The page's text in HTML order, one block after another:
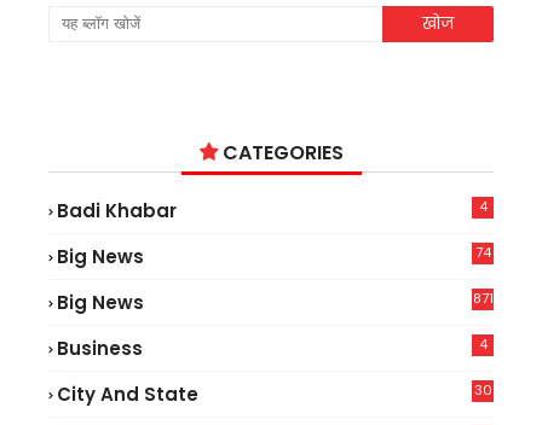
CATEGORIES
Badi Khabar 4
Big News
74
Big News 871
Business 4
City And State 30